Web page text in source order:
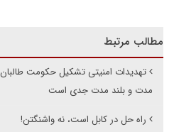
مطالب مرتبط
تهدیدات امنیتی تشکیل حکومت طالبان
مدت و بلند مدت جدی است
راه حل در کابل است، نه واشنگتن!